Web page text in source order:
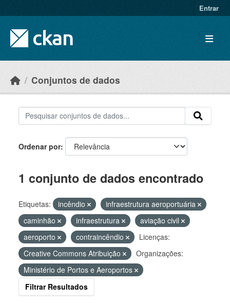
Entrar
Conjuntos de dados
Ordenar por
1 conjunto de dados encontrado
Etiquetas: incêndio
infraestrutura aeroportuária
caminhão
infraestrutura
aviação civil
aeroporto
contraincêndio
Licenças:
Creative Commons Atribuição
Organizações:
Ministério de Portos e Aeroportos
Filtrar Resultados